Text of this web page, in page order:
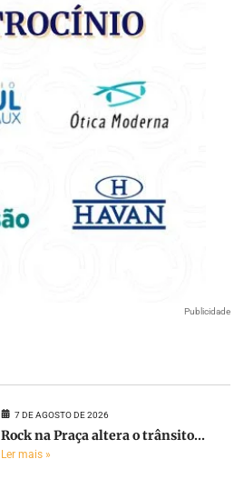
Publicidade
7 DE AGOSTO DE 2026
Rock na Praça altera o trânsito...
Ler mais »